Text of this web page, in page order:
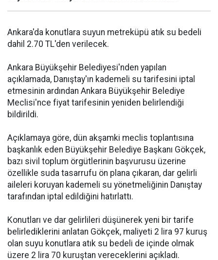
Ankara'da konutlara suyun metreküpü atık su bedeli
dahil 2.70 TL'den verilecek.
Ankara Büyükşehir Belediyesi'nden yapılan
açıklamada, Danıştay'ın kademeli su tarifesini iptal
etmesinin ardından Ankara Büyükşehir Belediye
Meclisi'nce fiyat tarifesinin yeniden belirlendiği
bildirildi.
Açıklamaya göre, dün akşamki meclis toplantısına
başkanlık eden Büyükşehir Belediye Başkanı Gökçek,
bazı sivil toplum örgütlerinin başvurusu üzerine
özellikle suda tasarrufu ön plana çıkaran, dar gelirli
aileleri koruyan kademeli su yönetmeliğinin Danıştay
tarafından iptal edildiğini hatırlattı.
Konutları ve dar gelirlileri düşünerek yeni bir tarife
belirlediklerini anlatan Gökçek, maliyeti 2 lira 97 kuruş
olan suyu konutlara atık su bedeli de içinde olmak
üzere 2 lira 70 kuruştan vereceklerini açıkladı.